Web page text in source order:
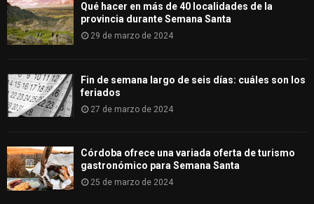
Qué hacer en más de 40 localidades de la
provincia durante Semana Santa
29 de marzo de 2024
Fin de semana largo de seis días: cuáles son los
feriados
27 de marzo de 2024
Córdoba ofrece una variada oferta de turismo
gastronómico para Semana Santa
25 de marzo de 2024